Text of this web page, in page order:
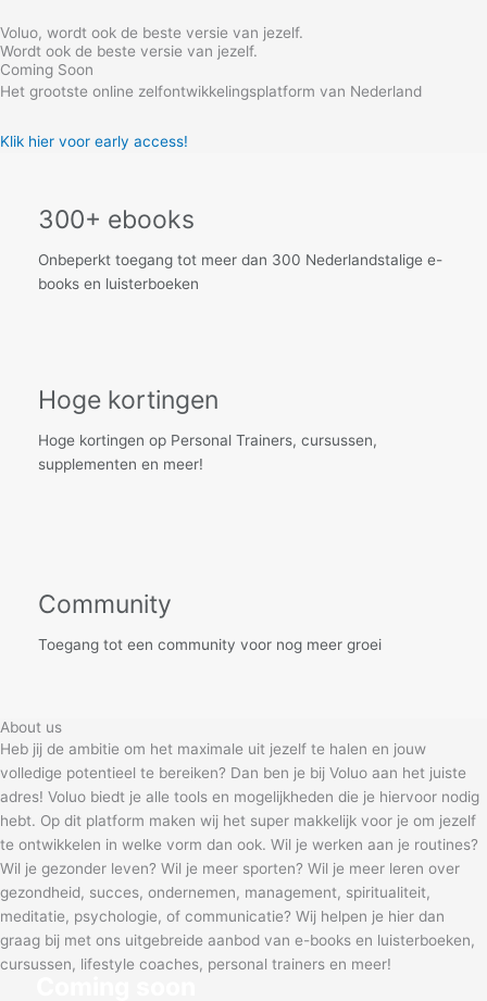
to
content
Voluo, wordt ook de beste versie van jezelf.
Wordt ook de beste versie van jezelf.
Coming Soon
Het grootste online zelfontwikkelingsplatform van Nederland
Klik hier voor early access!
300+ ebooks
Onbeperkt toegang tot meer dan 300 Nederlandstalige e-
books en luisterboeken
Hoge kortingen
Hoge kortingen op Personal Trainers, cursussen,
supplementen en meer!
Community
Toegang tot een community voor nog meer groei
About us
Heb jij de ambitie om het maximale uit jezelf te halen en jouw
volledige potentieel te bereiken? Dan ben je bij Voluo aan het juiste
adres! Voluo biedt je alle tools en mogelijkheden die je hiervoor nodig
hebt. Op dit platform maken wij het super makkelijk voor je om jezelf
te ontwikkelen in welke vorm dan ook. Wil je werken aan je routines?
Wil je gezonder leven? Wil je meer sporten? Wil je meer leren over
gezondheid, succes, ondernemen, management, spiritualiteit,
meditatie, psychologie, of communicatie? Wij helpen je hier dan
graag bij met ons uitgebreide aanbod van e-books en luisterboeken,
cursussen, lifestyle coaches, personal trainers en meer!